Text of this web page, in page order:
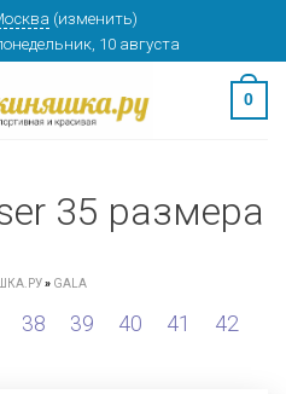
(изменить)
10 августа
0
35 размера
» GALA
38 39 40 41 42